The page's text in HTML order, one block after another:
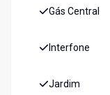
Gás Central
Interfone
Jardim